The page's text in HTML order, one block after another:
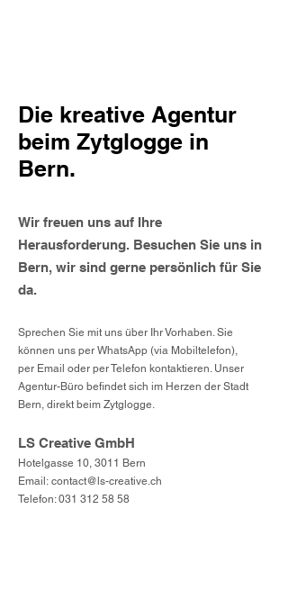
Die kreative Agentur
beim Zytglogge in
Bern.
Wir freuen uns auf Ihre
Herausforderung. Besuchen Sie uns in
Bern, wir sind gerne persönlich für Sie
da.
Sprechen Sie mit uns über Ihr Vorhaben. Sie
können uns per WhatsApp (via Mobiltelefon),
per Email oder per Telefon kontaktieren. Unser
Agentur-Büro befindet sich im Herzen der Stadt
Bern, direkt beim Zytglogge.
LS Creative GmbH
Hotelgasse 10, 3011 Bern
Email: contact@ls-creative.ch
Telefon:031 312 58 58